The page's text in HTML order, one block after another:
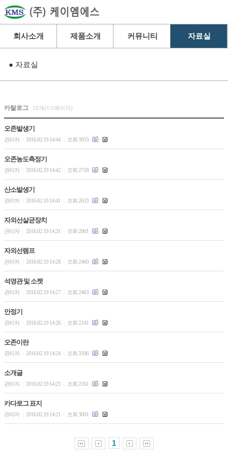
회사소개 제품소개 커뮤니티 자료실
● 자료실
카탈로그 10개(1/1페이지)
오존발생기
관리자 2016.02.19 14:44 조회 3933
오존농도측정기
관리자 2016.02.19 14:42 조회 2718
산소발생기
관리자 2016.02.19 14:41 조회 2633
자외선살균장치
관리자 2016.02.19 14:31 조회 2901
자외선램프
관리자 2016.02.19 14:28 조회 2460
석영관 및 소켓
관리자 2016.02.19 14:27 조회 2463
안정기
관리자 2016.02.19 14:26 조회 2241
오존이란
관리자 2016.02.19 14:24 조회 3106
소개글
관리자 2016.02.19 14:23 조회 2161
카다로그 표지
관리자 2016.02.19 14:21 조회 3001
1